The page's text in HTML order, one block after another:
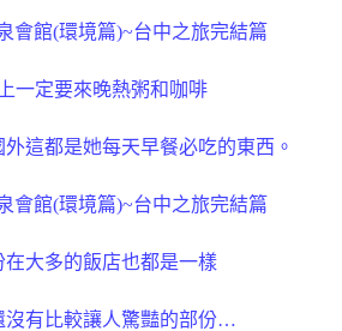
一定要來晚熱粥和咖啡
這都是她每天早餐必吃的東西。
在大多的飯店也都是一樣
沒有比較讓人驚豔的部份…